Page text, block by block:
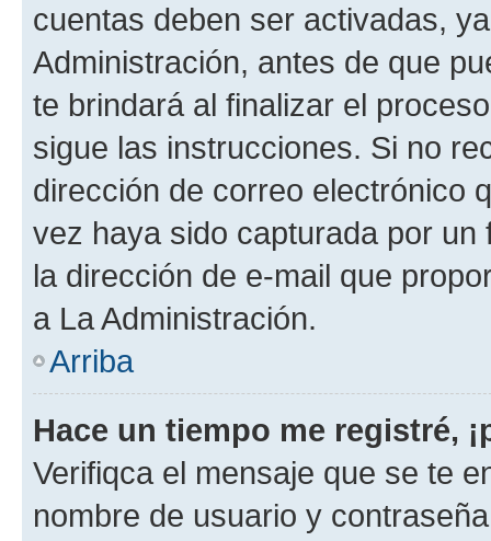
cuentas deben ser activadas,
Administración, antes de que
te brindará al finalizar el
sigue las instrucciones. Si no
dirección de correo electrónico
vez haya sido capturada por
la dirección de e-mail que
a La Administración.
Arriba
Hace un tiempo me registré,
Verifiqca el mensaje que se te
nombre de usuario y